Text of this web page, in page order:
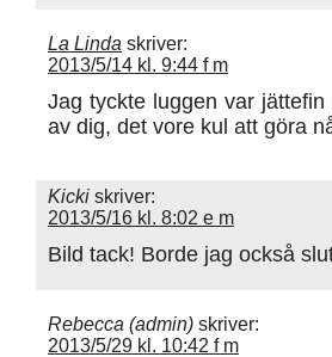
La Linda skriver:
2013/5/14 kl. 9:44 f m
Jag tyckte luggen var
av dig, det vore kul att göra
Kicki skriver:
2013/5/16 kl. 8:02 e m
Bild tack! Borde jag också
Rebecca (admin) skriver:
2013/5/29 kl. 10:42 f m